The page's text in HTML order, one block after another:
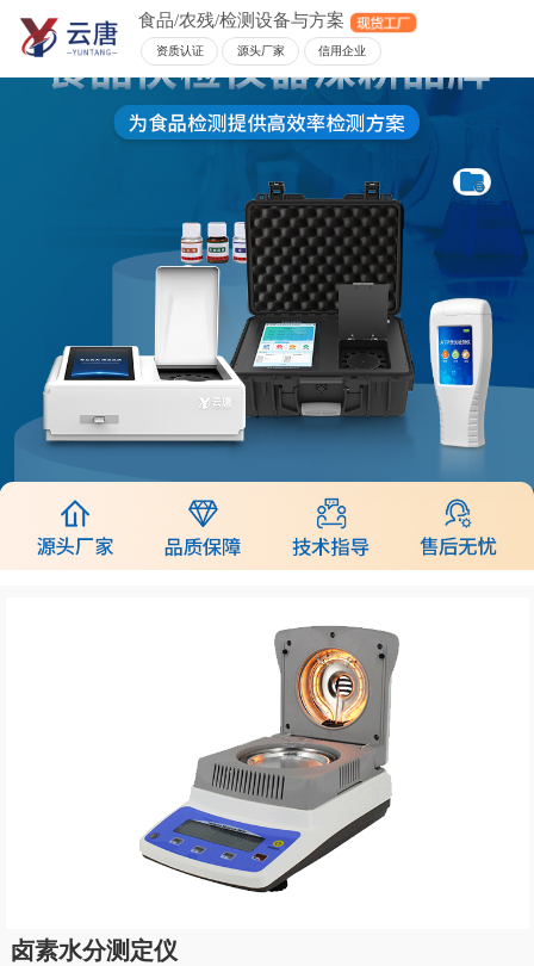
食品/农残/检测设备与方案
资质认证 源头厂家 信用企业
卤素水分测定仪